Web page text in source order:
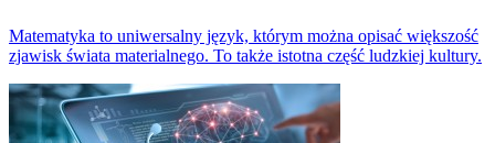
Matematyka to uniwersalny język, którym można opisać większość
zjawisk świata materialnego. To także istotna część ludzkiej kultury.